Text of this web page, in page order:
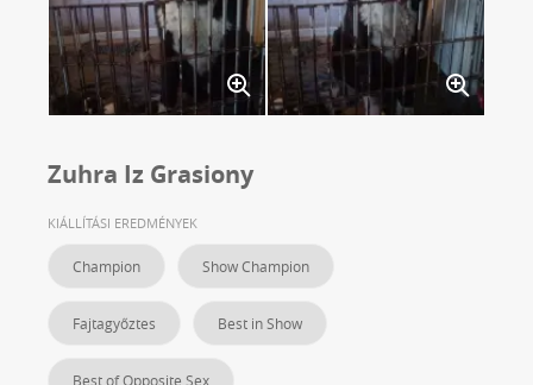
Zuhra Iz Grasiony
KIÁLLÍTÁSI EREDMÉNYEK
Champion Show Champion
Fajtagyőztes Best in Show
Best of Opposite Sex